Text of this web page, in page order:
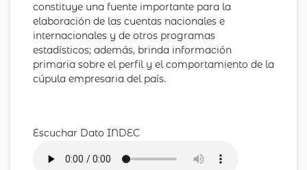
constituye una fuente importante para la
elaboración de las cuentas nacionales e
internacionales y de otros programas
estadísticos; además, brinda información
primaria sobre el perfil y el comportamiento de la
cúpula empresaria del país.
Escuchar Dato INDEC